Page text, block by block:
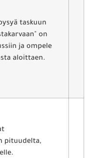
taskuun
on
ja ompele
aloittaen.
pituudelta,